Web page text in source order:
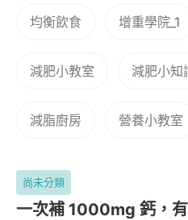
均衡飲食 增重學院_1
減肥小教室 減肥小知
減脂廚房 營養小教室
尚未分類
一次補 1000mg 鈣，